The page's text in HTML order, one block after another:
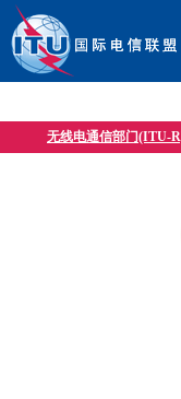
无线电通信部门(ITU-